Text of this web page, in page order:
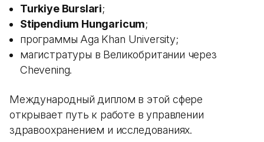
Turkiye Burslari;
Stipendium Hungaricum;
программы Aga Khan University;
магистратуры в Великобритании через
Chevening.
Международный диплом в этой сфере
открывает путь к работе в управлении
здравоохранением и исследованиях.